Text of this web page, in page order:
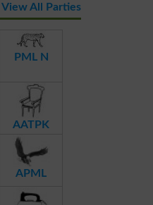
View All Parties
PML N
AATPK
APML